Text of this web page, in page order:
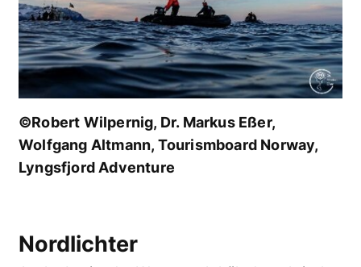
©Robert Wilpernig, Dr. Markus Eßer,
Wolfgang Altmann, Tourismboard Norway,
Lyngsfjord Adventure
Nordlichter